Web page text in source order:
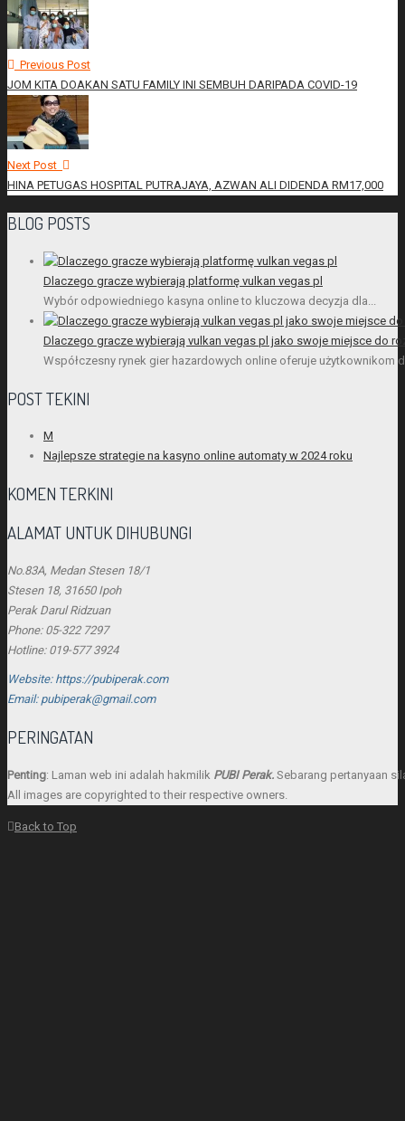
Previous Post
JOM KITA DOAKAN SATU FAMILY INI SEMBUH DARIPADA COVID-19
Next Post
HINA PETUGAS HOSPITAL PUTRAJAYA, AZWAN ALI DIDENDA RM17,000
BLOG POSTS
Dlaczego gracze wybierają platformę vulkan vegas pl
Wybór odpowiedniego kasyna online to kluczowa decyzja dla...
Dlaczego gracze wybierają vulkan vegas pl jako swoje miejsce do
Współczesny rynek gier hazardowych online oferuje użytkownikom
POST TEKINI
M
Najlepsze strategie na kasyno online automaty w 2024 roku
KOMEN TERKINI
ALAMAT UNTUK DIHUBUNGI
No.83A, Medan Stesen 18/1
Stesen 18, 31650 Ipoh
Perak Darul Ridzuan
Phone: 05-322 7297
Hotline: 019-577 3924
Website: https://pubiperak.com
Email: pubiperak@gmail.com
PERINGATAN
Penting: Laman web ini adalah hakmilik PUBI Perak. Sebarang pertanyaan
All images are copyrighted to their respective owners.
Back to Top